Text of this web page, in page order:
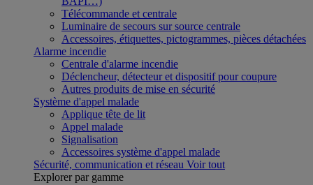
Télécommande et centrale
Luminaire de secours sur source centrale
Accessoires, étiquettes, pictogrammes, pièces détachées
Alarme incendie
Centrale d'alarme incendie
Déclencheur, détecteur et dispositif pour coupure
Autres produits de mise en sécurité
Système d'appel malade
Applique tête de lit
Appel malade
Signalisation
Accessoires système d'appel malade
Sécurité, communication et réseau Voir tout
Explorer par gamme